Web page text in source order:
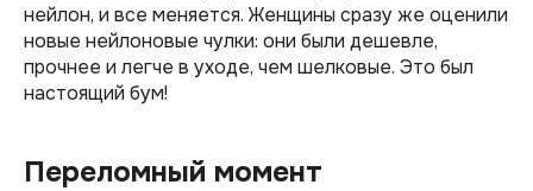
нейлон, и все меняется. Женщины сразу же оценили
новые нейлоновые чулки: они были дешевле,
прочнее и легче в уходе, чем шелковые. Это был
настоящий бум!
Переломный момент